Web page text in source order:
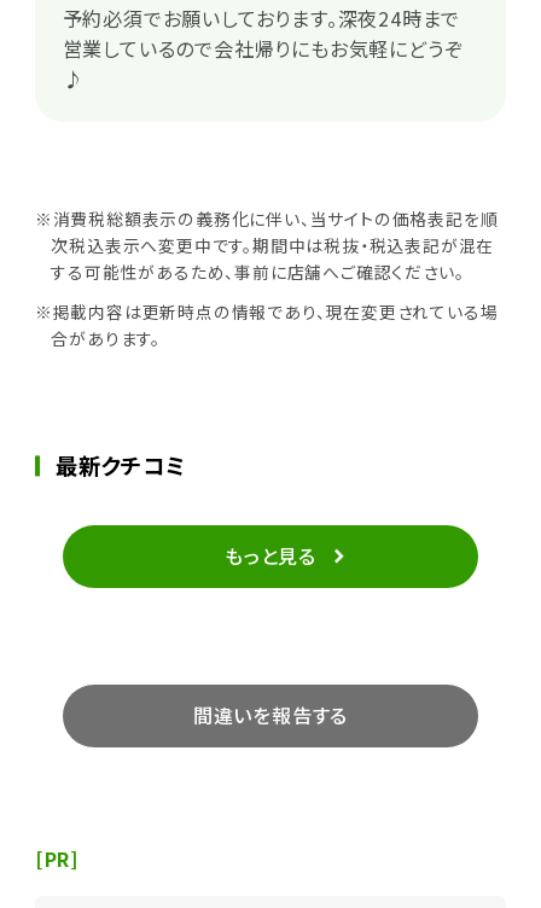
予約必須でお願いしております。深夜24時まで
営業しているので会社帰りにもお気軽にどうぞ
♪
※消費税総額表示の義務化に伴い、当サイトの価格表記を順
次税込表示へ変更中です。期間中は税抜・税込表記が混在
する可能性があるため、事前に店舗へご確認ください。
※掲載内容は更新時点の情報であり、現在変更されている場
合があります。
最新クチコミ
もっと見る
間違いを報告する
[PR]